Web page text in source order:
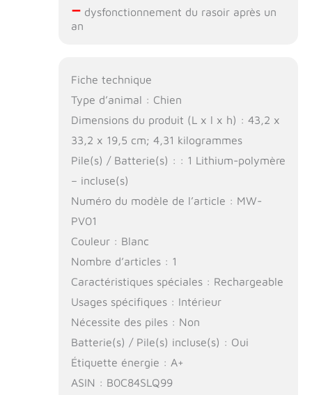
–dysfonctionnement du rasoir après un
an
Fiche technique
Type d’animal : Chien
Dimensions du produit (L x l x h) : 43,2 x
33,2 x 19,5 cm; 4,31 kilogrammes
Pile(s) / Batterie(s) : : 1 Lithium-polymère
– incluse(s)
Numéro du modèle de l’article : MW-
PV01
Couleur : Blanc
Nombre d’articles : 1
Caractéristiques spéciales : Rechargeable
Usages spécifiques : Intérieur
Nécessite des piles : Non
Batterie(s) / Pile(s) incluse(s) : Oui
Étiquette énergie : A+
ASIN : B0C84SLQ99